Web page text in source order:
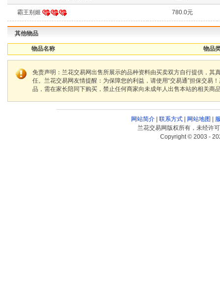
霸王别姬 780.0元
其他物品
物品名称 物品
免责声明：兰花交易网出售所展示的品种资料由买卖双方自行提供，
任。兰花交易网友情提醒：为保障您的利益，请使用“交易通”担保交
品，需在家长陪同下购买，禁止任何商家向未成年人出售本站的相关商
网站简介| 联系方式| 网站地图
兰花交易网版权所有，未经许
Copyright © 2003 -